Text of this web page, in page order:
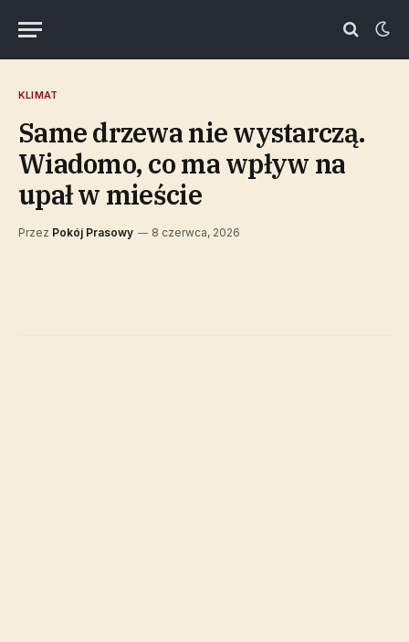
KLIMAT
Same drzewa nie wystarczą.
Wiadomo, co ma wpływ na
upał w mieście
Przez Pokój Prasowy 8 czerwca, 2026